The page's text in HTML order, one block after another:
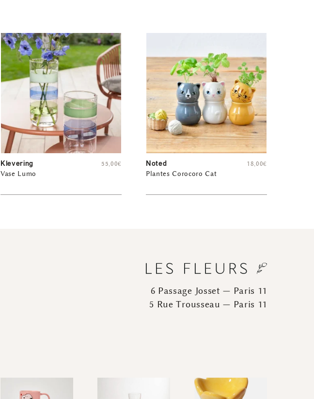
Klevering
Vase Lumo
55,00€ Noted
Plantes Corocoro Cat
18,00€
6 Passage Josset — Paris 11
5 Rue Trousseau — Paris 11